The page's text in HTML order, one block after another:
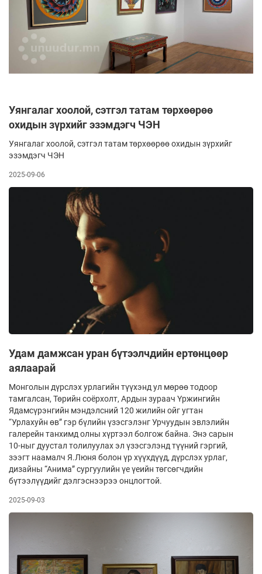
Уянгалаг хоолой, сэтгэл татам төрхөөрөө
охидын зүрхийг эзэмдэгч ЧЭН
Уянгалаг хоолой, сэтгэл татам төрхөөрөө охидын зүрхийг
эзэмдэгч ЧЭН
2025-09-06
Удам дамжсан уран бүтээлчдийн ертөнцөөр
аялаарай
Монголын дүрслэх урлагийн түүхэнд ул мөрөө тодоор
тамгалсан, Төрийн соёрхолт, Ардын зураач Үржингийн
Ядамсүрэнгийн мэндэлсний 120 жилийн ойг угтан
“Урлахуйн өв” гэр бүлийн үзэсгэлэнг Урчуудын эвлэлийн
галерейн танхимд олны хүртээл болгож байна. Энэ сарын
10-ныг дуустал толилуулах эл үзэсгэлэнд түүний гэргий,
зээгт наамалч Я.Люня болон үр хүүхдүүд, дүрслэх урлаг,
дизайны “Анима” сургуулийн үе үеийн төгсөгчдийн
бүтээлүүдийг дэлгэснээрээ онцлогтой.
2025-09-03